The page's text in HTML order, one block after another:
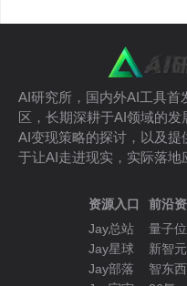
AI研究所，国内外AI工具首
区，长期深耕于AI领域的发
AI变现策略的探讨，以及提
于让AI走进现实，实际落地
资源入口
Jay总站
Jay星球
Jay部落
前沿
量子位
新智元
智东西